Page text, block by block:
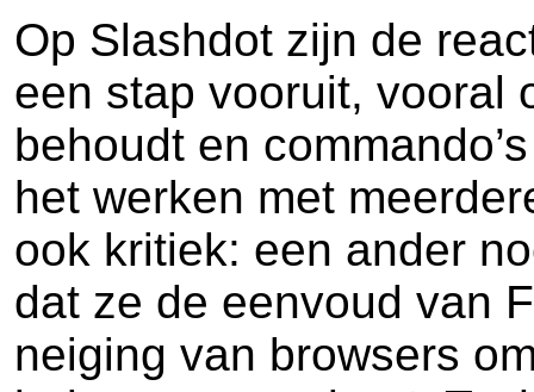
Op Slashdot zijn de
een stap vooruit, vooral
behoudt en
het werken met
ook kritiek: een ander
dat ze de eenvoud van
neiging van browsers